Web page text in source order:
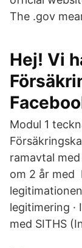
The .gov
Hej! Vi
Modul 1
ramavtal
om 2 år med
legitimering ·
med SITHS